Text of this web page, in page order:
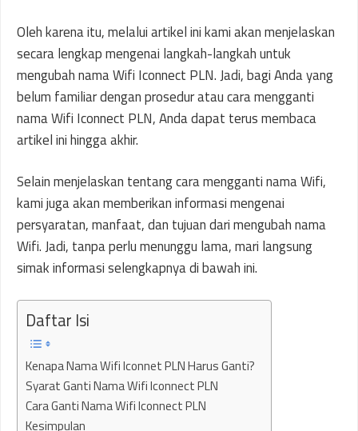
Oleh karena itu, melalui artikel ini kami akan menjelaskan
secara lengkap mengenai langkah-langkah untuk
mengubah nama Wifi Iconnect PLN. Jadi, bagi Anda yang
belum familiar dengan prosedur atau cara mengganti
nama Wifi Iconnect PLN, Anda dapat terus membaca
artikel ini hingga akhir.
Selain menjelaskan tentang cara mengganti nama Wifi,
kami juga akan memberikan informasi mengenai
persyaratan, manfaat, dan tujuan dari mengubah nama
Wifi. Jadi, tanpa perlu menunggu lama, mari langsung
simak informasi selengkapnya di bawah ini.
Daftar Isi
Kenapa Nama Wifi Iconnet PLN Harus Ganti?
Syarat Ganti Nama Wifi Iconnect PLN
Cara Ganti Nama Wifi Iconnect PLN
Kesimpulan